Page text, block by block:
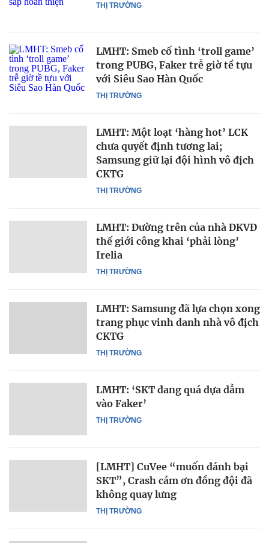
THỊ TRƯỜNG
THỊ TRƯỜNG
LMHT: Smeb cố tình ‘troll game’
trong PUBG, Faker trễ giờ tề tựu
với Siêu Sao Hàn Quốc
THỊ TRƯỜNG
LMHT: Một loạt ‘hàng hot’ LCK
chưa quyết định tương lai;
Samsung giữ lại đội hình vô địch
CKTG
THỊ TRƯỜNG
LMHT: Đường trên của nhà ĐKVĐ
thế giới công khai ‘phải lòng’
Irelia
THỊ TRƯỜNG
LMHT: Samsung đã lựa chọn xong
trang phục vinh danh nhà vô địch
CKTG
THỊ TRƯỜNG
LMHT: ‘SKT đang quá dựa dẫm
vào Faker’
THỊ TRƯỜNG
[LMHT] CuVee “muốn đánh bại
SKT”, Crash cám ơn đồng đội đã
không quay lưng